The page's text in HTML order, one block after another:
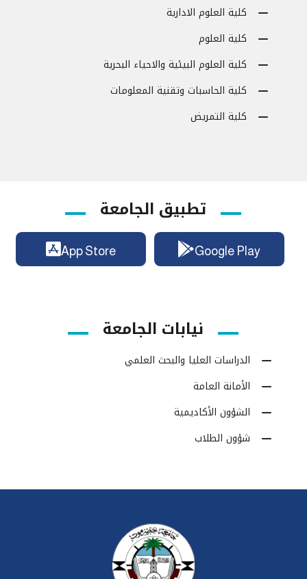
كلية العلوم الادارية
كلية العلوم
كلية العلوم البيئية والاحياء البحرية
كلية الحاسبات وتقنية المعلومات
كلية التمريض
تطبيق الجامعة
Google Play
App Store
نيابات الجامعة
الدراسات العليا والبحث العلمي
الأمانة العامة
الشؤون الأكاديمية
شؤون الطلاب